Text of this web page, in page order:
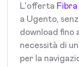
L'offerta
a Ugento,
download fino
necessità di
per la